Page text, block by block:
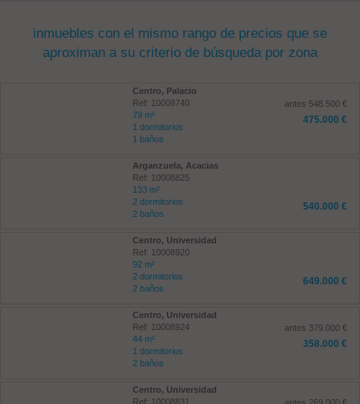
inmuebles con el mismo rango de precios que se
aproximan a su criterio de búsqueda por zona
Centro, Palacio
Ref: 10008740
79 m²
1 dormitorios
1 baños
antes 548.500 €
475.000 €
Arganzuela, Acacias
Ref: 10008825
133 m²
2 dormitorios
2 baños
540.000 €
Centro, Universidad
Ref: 10008920
92 m²
2 dormitorios
2 baños
649.000 €
Centro, Universidad
Ref: 10008924
44 m²
1 dormitorios
2 baños
antes 379.000 €
358.000 €
Centro, Universidad
Ref: 10008831